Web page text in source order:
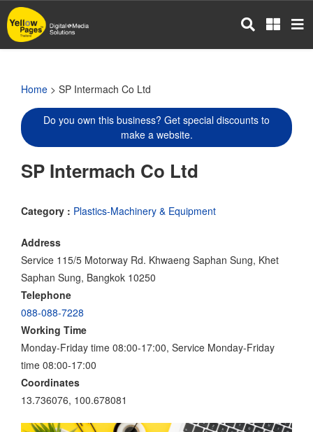
Skip
to
main
Home > SP Intermach Co Ltd
Do you own this business? Get special discounts to
make a website.
SP Intermach Co Ltd
Category : Plastics-Machinery & Equipment
Address
Service 115/5 Motorway Rd. Khwaeng Saphan Sung, Khet
Saphan Sung, Bangkok 10250
Telephone
088-088-7228
Working Time
Monday-Friday time 08:00-17:00, Service Monday-Friday
time 08:00-17:00
Coordinates
13.736076, 100.678081